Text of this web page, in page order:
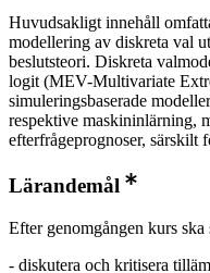
Huvudsakligt innehåll
modellering av diskreta val
beslutsteori. Diskreta
logit (MEV-Multivariate
simuleringsbaserade
respektive maskininlärning,
efterfrågeprognoser, särskilt
Lärandemål
Efter genomgången kurs ska
- diskutera och kritisera